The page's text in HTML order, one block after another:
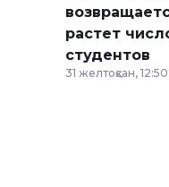
растет
студентов
31 желтоқсан, 12:50